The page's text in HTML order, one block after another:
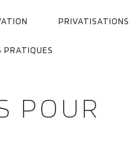
PRIVATISATIONS
PRATIQUES
POUR